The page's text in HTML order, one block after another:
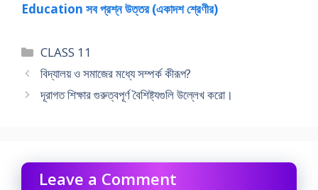
Education সব প্রশ্ন উত্তর (একাদশ শ্রেণীর)
Categories
CLASS 11
বিদ্যালয় ও সমাজের মধ্যে সম্পর্ক কীরূপ?
দূরাগত শিক্ষার গুরুত্বপূর্ণ বৈশিষ্ট্যগুলি উল্লেখ করাে।
Leave a Comment